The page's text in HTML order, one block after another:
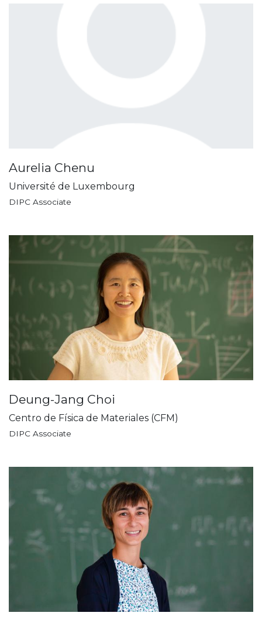
Aurelia Chenu
Université de Luxembourg
DIPC Associate
Deung-Jang Choi
Centro de Física de Materiales (CFM)
DIPC Associate